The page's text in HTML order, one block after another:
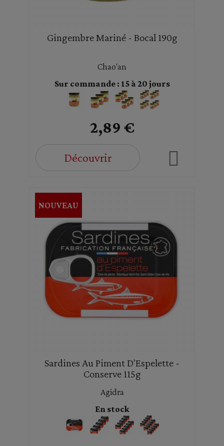
Gingembre Mariné - Bocal 190g
Chao'an
Sur commande : 15 à 20 jours
2,89 €
Découvrir
Sardines Au Piment D'Espelette -
Conserve 115g
Agidra
En stock
NOUVEAU